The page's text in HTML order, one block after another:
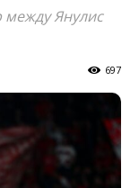
между Янулис
697